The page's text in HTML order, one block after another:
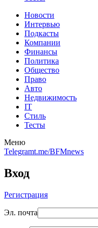
Новости
Интервью
Подкасты
Компании
Финансы
Политика
Общество
Право
Авто
Недвижимость
IT
Стиль
Тесты
Меню
Telegramt.me/BFMnews
Вход
Регистрация
Эл. почта